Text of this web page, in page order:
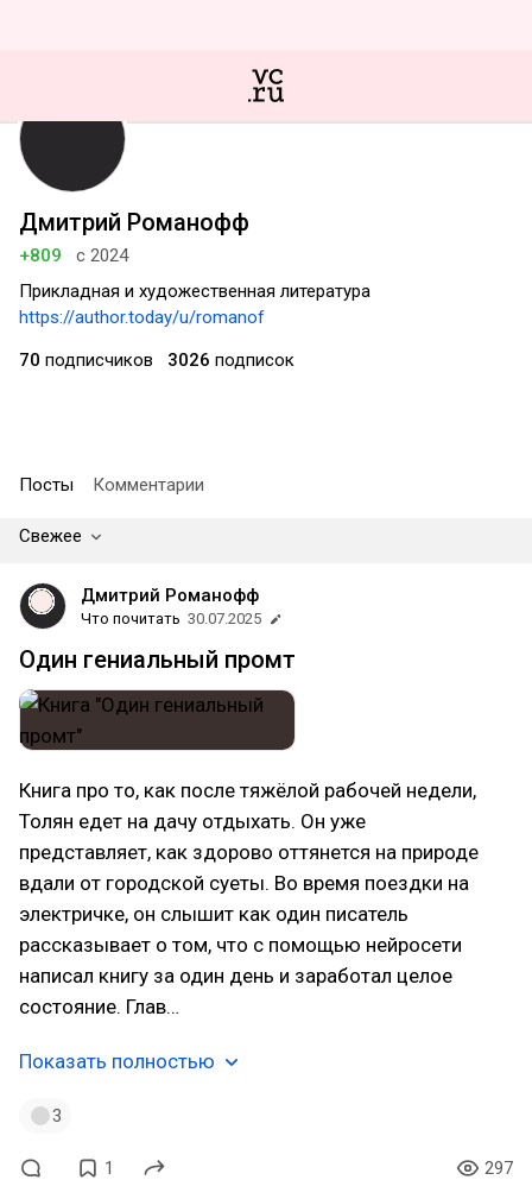
Дмитрий Романофф
+809
с 2024
Прикладная и художественная литература
https://author.today/u/romanof
70 подписчиков 3026 подписок
Посты Комментарии
Свежее
Дмитрий Романофф
Что почитать 30.07.2025
Один гениальный промт
Книга про то, как после тяжёлой рабочей недели,
Толян едет на дачу отдыхать. Он уже
представляет, как здорово оттянется на природе
вдали от городской суеты. Во время поездки на
электричке, он слышит как один писатель
рассказывает о том, что с помощью нейросети
написал книгу за один день и заработал целое
состояние. Глав…
Показать полностью
3
1 297